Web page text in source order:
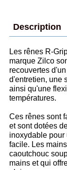
Description
Les rênes R-
marque Zilco
recouvertes
d'entretien, une
ainsi qu'une
températures.
Ces rênes sont
et sont dotées
inoxydable pour
facile. Les
caoutchouc
mains et qui